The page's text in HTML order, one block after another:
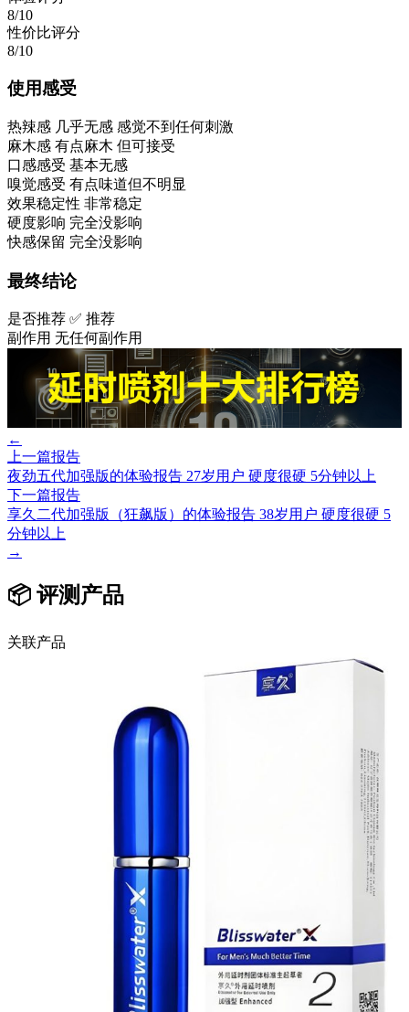
8/10
性价比评分
8/10
使用感受
热辣感 几乎无感 感觉不到任何刺激
麻木感 有点麻木 但可接受
口感感受 基本无感
嗅觉感受 有点味道但不明显
效果稳定性 非常稳定
硬度影响 完全没影响
快感保留 完全没影响
最终结论
是否推荐 ✅ 推荐
副作用 无任何副作用
←
上一篇报告
夜劲五代加强版的体验报告 27岁用户 硬度很硬 5分钟以上
下一篇报告
享久二代加强版（狂飙版）的体验报告 38岁用户 硬度很硬 5
分钟以上
→
📦 评测产品
关联产品